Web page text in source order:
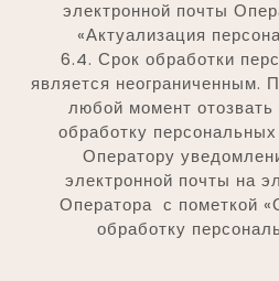
электронной почты
«Актуализация
6.4. Срок обработки
является неограниченным.
любой момент отозвать
обработку
Оператору
электронной почты на
Оператора с пометкой
обработку